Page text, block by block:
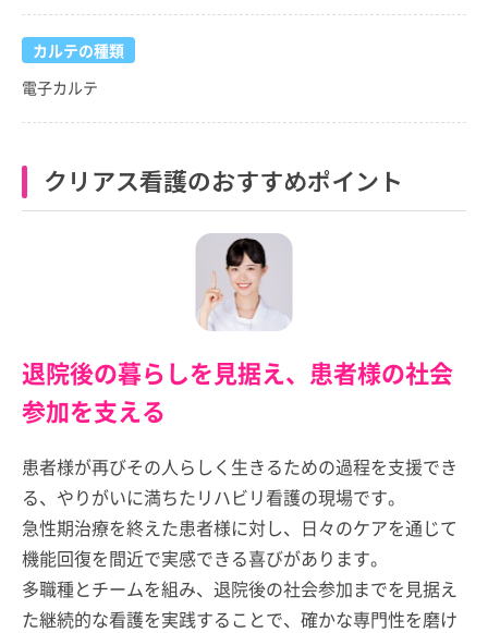
カルテの種類
電子カルテ
クリアス看護のおすすめポイント
退院後の暮らしを見据え、患者様の社会
参加を支える
患者様が再びその人らしく生きるための過程を支援でき
る、やりがいに満ちたリハビリ看護の現場です。
急性期治療を終えた患者様に対し、日々のケアを通じて
機能回復を間近で実感できる喜びがあります。
多職種とチームを組み、退院後の社会参加までを見据え
た継続的な看護を実践することで、確かな専門性を磨け